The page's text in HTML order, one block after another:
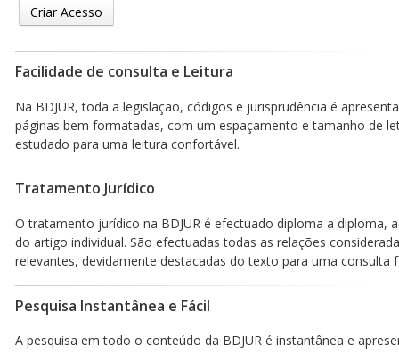
Criar Acesso
Facilidade de consulta e Leitura
Na BDJUR, toda a legislação, códigos e jurisprudência é
páginas bem formatadas, com um espaçamento e tamanho de
estudado para uma leitura confortável.
Tratamento Jurídico
O tratamento jurídico na BDJUR é efectuado diploma a diploma,
do artigo individual. São efectuadas todas as relações
relevantes, devidamente destacadas do texto para uma consulta
Pesquisa Instantânea e Fácil
A pesquisa em todo o conteúdo da BDJUR é instantânea e